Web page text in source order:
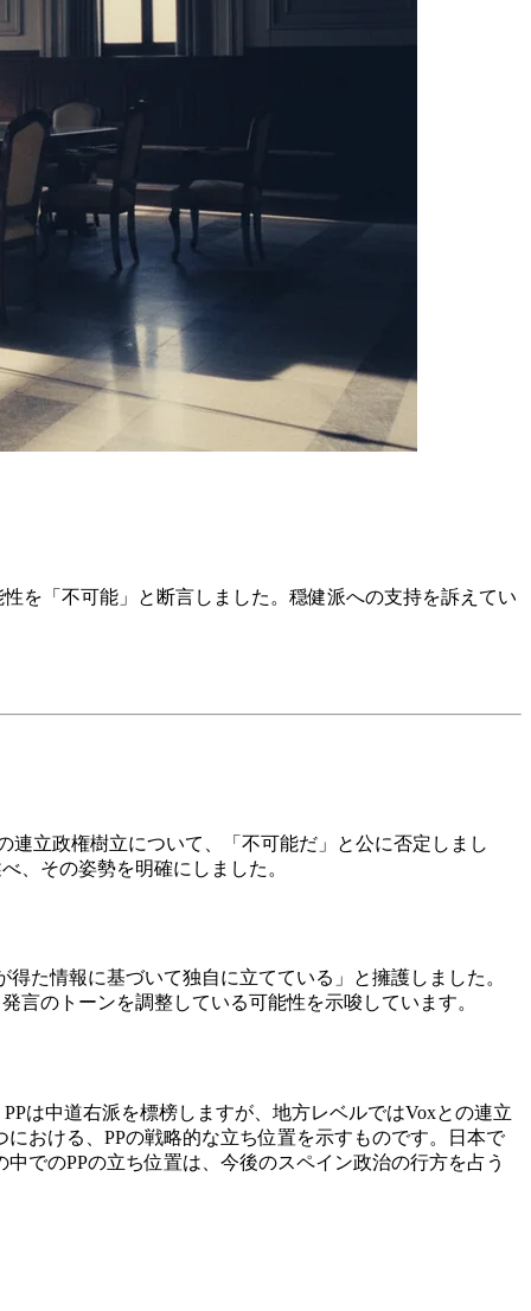
を「不可能」と断言しました。穏健派への支持を訴えてい
連立政権樹立について、「不可能だ」と公に否定しまし
、その姿勢を明確にしました。
た情報に基づいて独自に立てている」と擁護しました。
言のトーンを調整している可能性を示唆しています。
は中道右派を標榜しますが、地方レベルではVoxとの連立
おける、PPの戦略的な立ち位置を示すものです。日本で
でのPPの立ち位置は、今後のスペイン政治の行方を占う